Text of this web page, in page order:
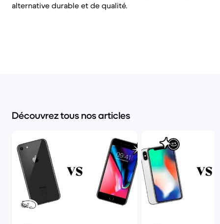
alternative durable et de qualité.
Découvrez tous nos articles